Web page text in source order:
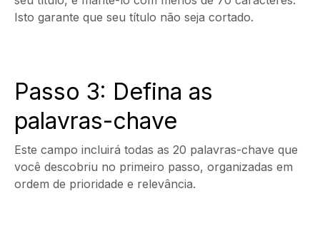
Isto garante que seu título não seja cortado.
Passo 3: Defina as
palavras-chave
Este campo incluirá todas as 20 palavras-chave que
você descobriu no primeiro passo, organizadas em
ordem de prioridade e relevância.